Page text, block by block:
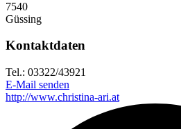
7540
Güssing
Kontaktdaten
Tel.: 03322/43921
E-Mail senden
http://www.christina-ari.at